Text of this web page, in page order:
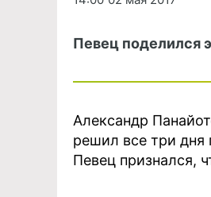
Певец поделился
Александр
решил все три дня
Певец признался,